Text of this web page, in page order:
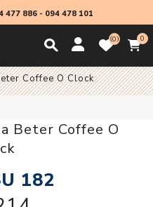
477 886- 094 478 101
0 0
Coffee O Clock
Beter Coffee O
182